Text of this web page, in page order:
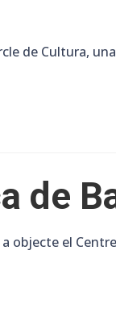
de Cultura,
de
objecte el